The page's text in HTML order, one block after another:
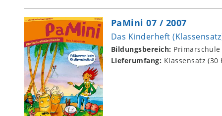
PaMini 07 / 2007
Das Kinderheft
Bildungsbereich: Primarschule
Lieferumfang: Klassensatz (30